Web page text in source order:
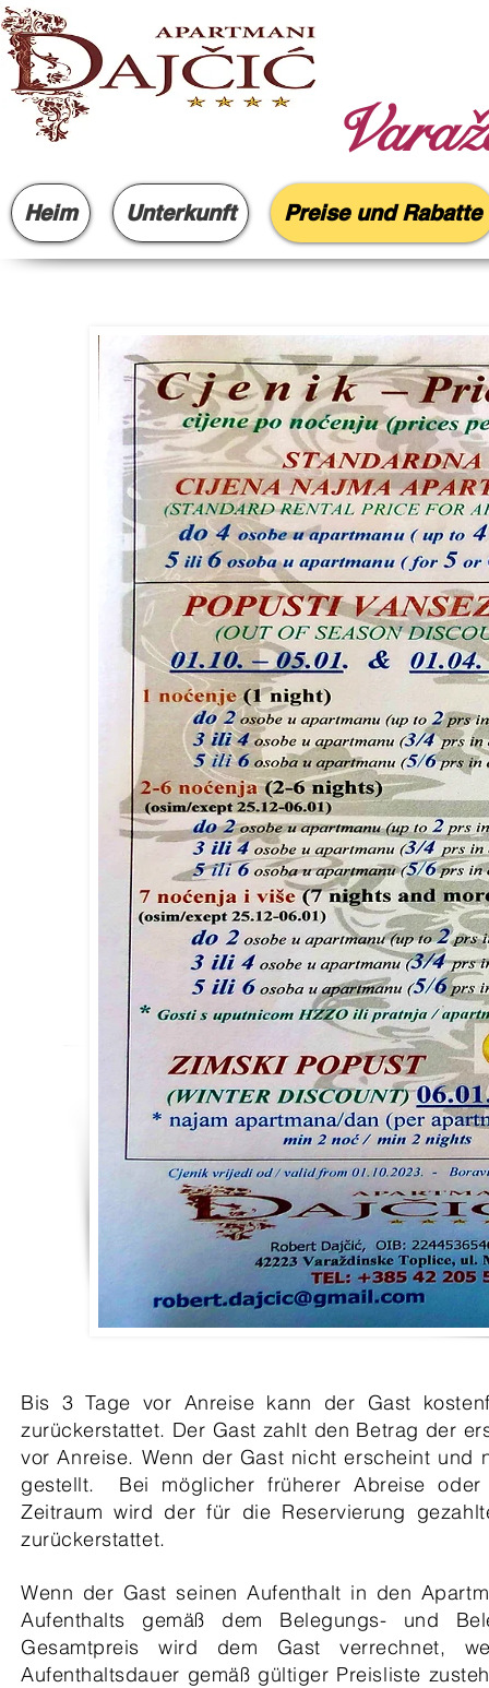
Heim Unterkunft Preise und Rabatte
Bis 3 Tage vor Anreise kann der Gast
zurückerstattet. Der Gast zahlt den Betrag der
vor Anreise. Wenn der Gast nicht erscheint
gestellt.
Bei möglicher früherer Abreise
Zeitraum wird der für die Reservierung
zurückerstattet.
Wenn der Gast seinen Aufenthalt in den
Aufenthalts gemäß dem Belegungs- und
Gesamtpreis wird dem Gast verrechnet,
Aufenthaltsdauer gemäß gültiger Preisliste